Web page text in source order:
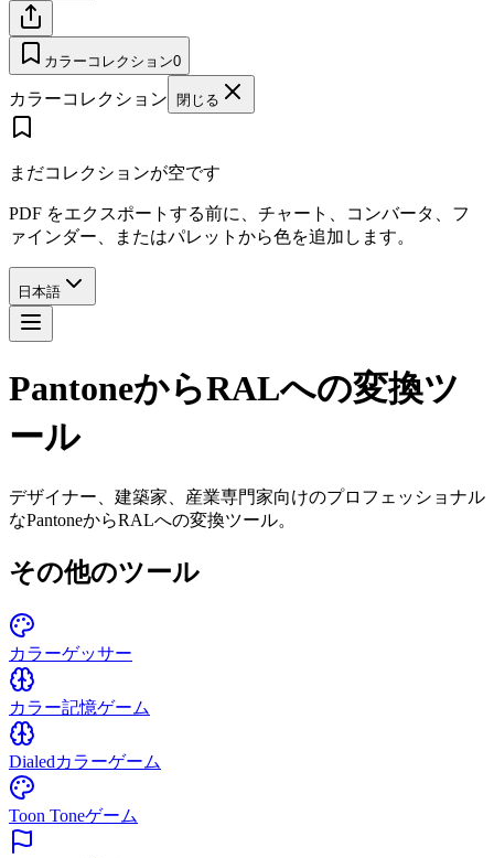
カラーコレクション0
カラーコレクション 閉じる
まだコレクションが空です
PDF をエクスポートする前に、チャート、コンバータ、フ
ァインダー、またはパレットから色を追加します。
日本語
PantoneからRALへの変換ツ
ール
デザイナー、建築家、産業専門家向けのプロフェッショナル
なPantoneからRALへの変換ツール。
その他のツール
カラーゲッサー
カラー記憶ゲーム
Dialedカラーゲーム
Toon Toneゲーム